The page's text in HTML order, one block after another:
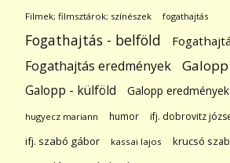
Filmek; filmsztárok; színészek fogathajtás
Fogathajtás - belföld
Fogathajtás eredmények
Galopp - külföld Galopp eredmények
hugyecz mariann humor ifj. dobrovitz
ifj. szabó gábor kassai lajos krucsó